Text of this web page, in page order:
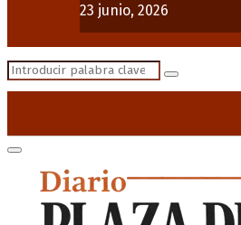
23 junio, 2026
Search
Search
Primary
Menu